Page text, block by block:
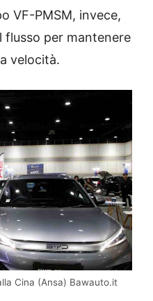
VF-PMSM, invece,
flusso per mantenere
velocità.
Cina (Ansa) Bawauto.it